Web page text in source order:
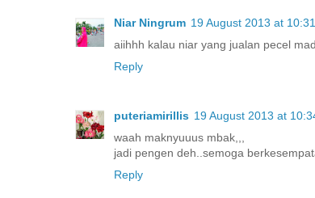
Niar Ningrum 19 August 2013 at 10:31
aiihhh kalau niar yang jualan pecel
Reply
puteriamirillis 19 August 2013 at
waah maknyuuus mbak,,,
jadi pengen deh..semoga
Reply